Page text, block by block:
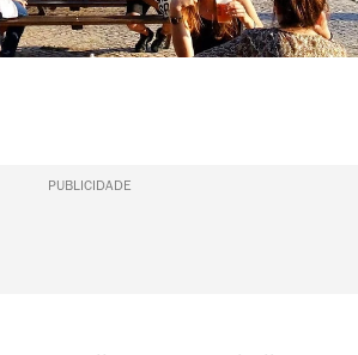
PUBLICIDADE